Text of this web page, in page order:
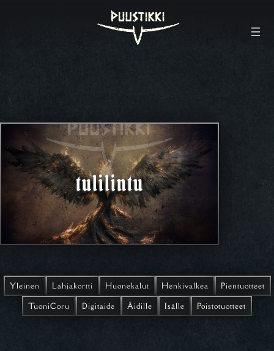
tulilintu
Yleinen Lahjakortti Huonekalut Henkivalkea
Pientuotteet
TuoniCoru
Digitaide Äidille Isälle Poistotuotteet